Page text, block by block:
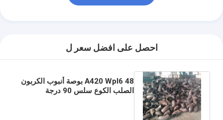
احصل على افضل سعر ل
A420 Wpl6 48 بوصة أنبوب الكربون
الصلب الكوع سلس 90 درجة